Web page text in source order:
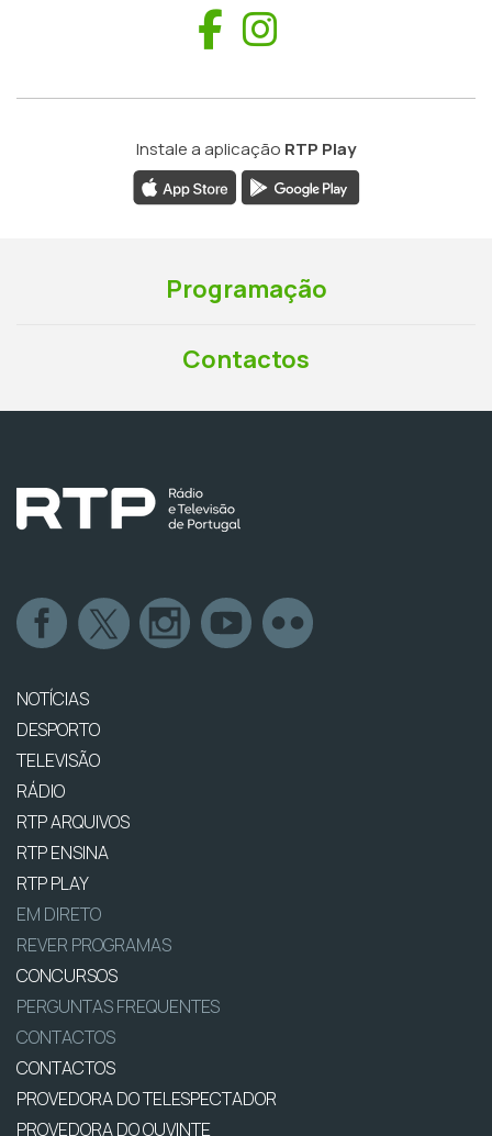
Facebook
Instale a aplicação RTP Play
Programação
Contactos
NOTÍCIAS
DESPORTO
TELEVISÃO
RÁDIO
RTP ARQUIVOS
RTP ENSINA
RTP PLAY
EM DIRETO
REVER PROGRAMAS
CONCURSOS
PERGUNTAS FREQUENTES
CONTACTOS
CONTACTOS
PROVEDORA DO TELESPECTADOR
PROVEDORA DO OUVINTE